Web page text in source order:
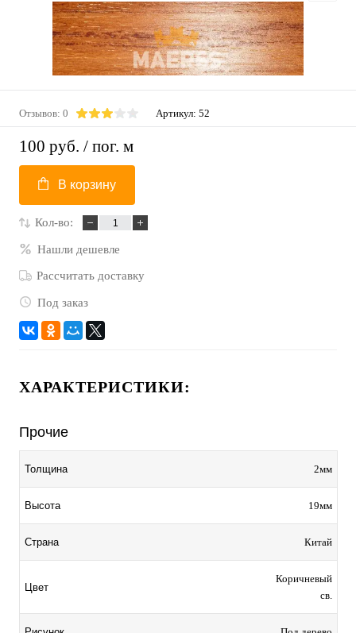
Отзывов: 0 Артикул: 52
100 руб. / пог. м
В корзину
Кол-во:
Нашли дешевле
Рассчитать доставку
Под заказ
ХАРАКТЕРИСТИКИ:
Прочие
Толщина 2мм
Высота 19мм
Страна Китай
Цвет
Коричневый
св.